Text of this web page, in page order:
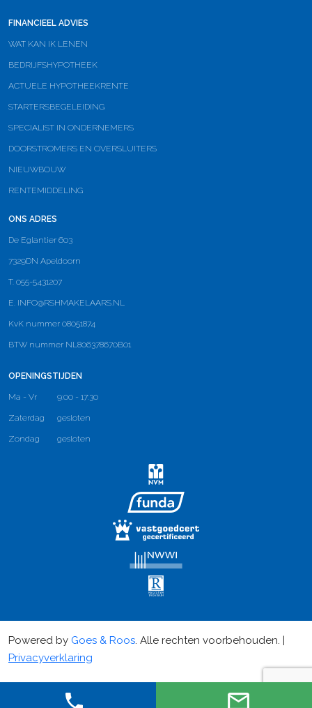
FINANCIEEL ADVIES
WAT KAN IK LENEN
BEDRIJFSHYPOTHEEK
ACTUELE HYPOTHEEKRENTE
STARTERSBEGELEIDING
SPECIALIST IN ONDERNEMERS
DOORSTROMERS EN OVERSLUITERS
NIEUWBOUW
RENTEMIDDELING
ONS ADRES
De Eglantier 603
7329DN Apeldoorn
T. 055-5431207
E. INFO@RSHMAKELAARS.NL
KvK nummer 08051874
BTW nummer NL806378670B01
OPENINGSTIJDEN
Ma - Vr 9:00 - 17:30
Zaterdag gesloten
Zondag gesloten
Powered by Goes & Roos. Alle rechten voorbehouden. |
Privacyverklaring